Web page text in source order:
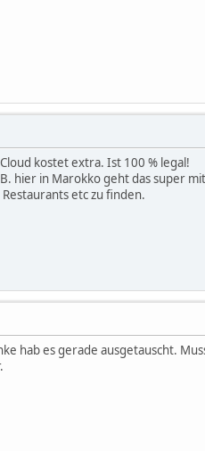
kostet extra. Ist 100 % legal!
hier in Marokko geht das super
etc zu finden.
hab es gerade ausgetauscht.